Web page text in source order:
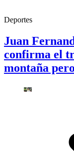
Deportes
Juan
confirma el
montaña